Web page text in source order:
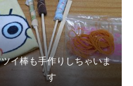
イ棒も手作りしちゃいま
す